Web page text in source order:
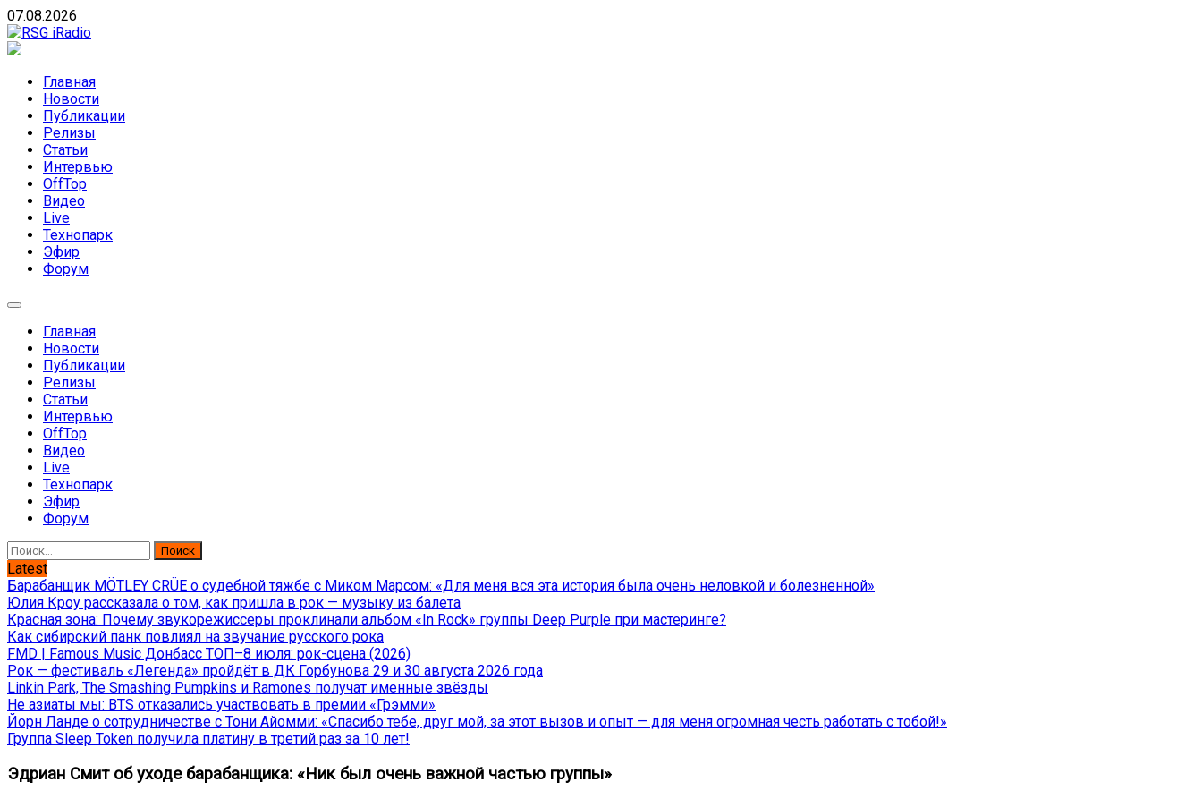
Skip
to
content
07.08.2026
Главная
Новости
Публикации
Релизы
Статьи
Интервью
OffTop
Видео
Live
Технопарк
Эфир
Форум
Главная
Новости
Публикации
Релизы
Статьи
Интервью
OffTop
Видео
Live
Технопарк
Эфир
Форум
Найти:
Latest
Барабанщик MÖTLEY CRÜE о судебной тяжбе с Миком Марсом: «Для меня вся эта история была очень неловкой и болезненной»
Юлия Кроу рассказала о том, как пришла в рок — музыку из балета
Красная зона: Почему звукорежиссеры проклинали альбом «In Rock» группы Deep Purple при мастеринге?
Как сибирский панк повлиял на звучание русского рока
FMD | Famous Music Донбасс ТОП–8 июля: рок-сцена (2026)
Рок — фестиваль «Легенда» пройдёт в ДК Горбунова 29 и 30 августа 2026 года
Linkin Park, The Smashing Pumpkins и Ramones получат именные звёзды
Не азиаты мы: BTS отказались участвовать в премии «Грэмми»
Йорн Ланде о сотрудничестве с Тони Айомми: «Спасибо тебе, друг мой, за этот вызов и опыт — для меня огромная честь работать с тобой!»
Группа Sleep Token получила платину в третий раз за 10 лет!
Эдриан Смит об уходе барабанщика: «Ник был очень важной частью группы»